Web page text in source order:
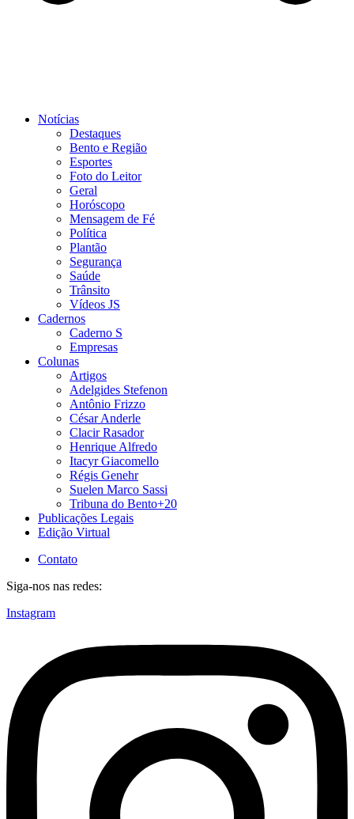
Notícias
Destaques
Bento e Região
Esportes
Foto do Leitor
Geral
Horóscopo
Mensagem de Fé
Política
Plantão
Segurança
Saúde
Trânsito
Vídeos JS
Cadernos
Caderno S
Empresas
Colunas
Artigos
Adelgides Stefenon
Antônio Frizzo
César Anderle
Clacir Rasador
Henrique Alfredo
Itacyr Giacomello
Régis Genehr
Suelen Marco Sassi
Tribuna do Bento+20
Publicações Legais
Edição Virtual
Contato
Siga-nos nas redes:
Instagram